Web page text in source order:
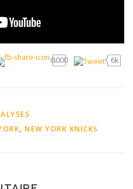
8000 6k
, NEW YORK KNICKS